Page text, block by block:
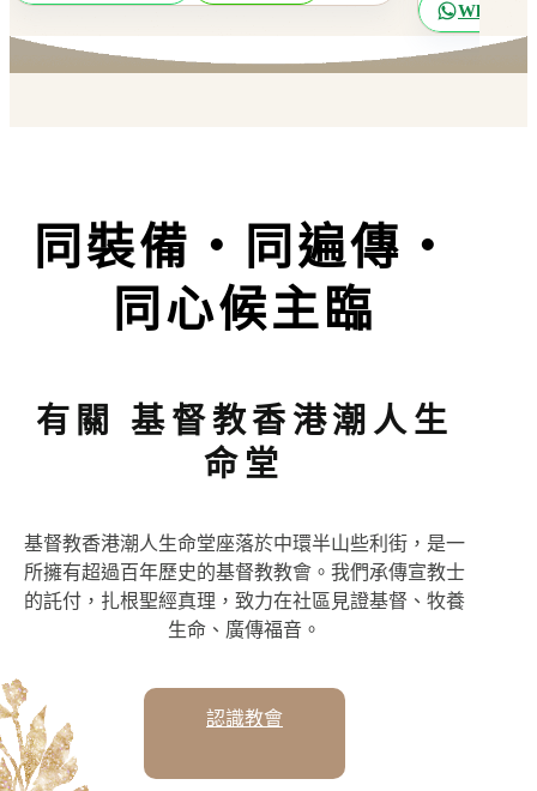
同裝備・同遍傳・
同心候主臨
有關 基督教香港潮人生
命堂
基督教香港潮人生命堂座落於中環半山些利街，是一
所擁有超過百年歷史的基督教教會。我們承傳宣教士
的託付，扎根聖經真理，致力在社區見證基督、牧養
生命、廣傳福音。
認識教會